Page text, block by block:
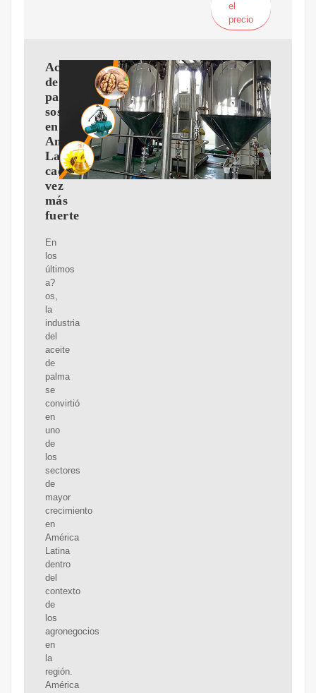
el
precio
Aceite
de
palma
sostenible
en
América
Latina:
cada
vez
más
fuerte
En
los
últimos
a?
os,
la
industria
del
aceite
de
palma
se
convirtió
en
uno
de
los
sectores
de
mayor
crecimiento
en
América
Latina
dentro
del
contexto
de
los
agronegocios
en
la
región.
América